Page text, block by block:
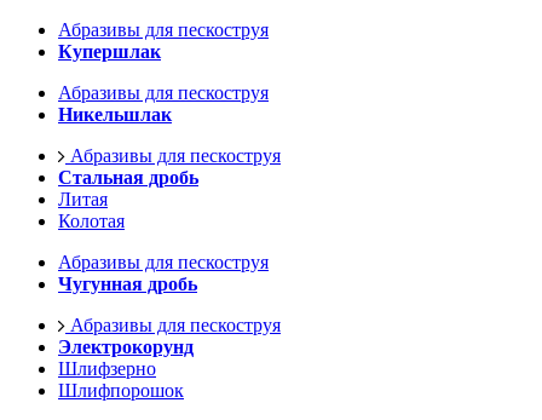
Абразивы для пескоструя
Купершлак
Абразивы для пескоструя
Никельшлак
Абразивы для пескоструя
Стальная дробь
Литая
Колотая
Абразивы для пескоструя
Чугунная дробь
Абразивы для пескоструя
Электрокорунд
Шлифзерно
Шлифпорошок